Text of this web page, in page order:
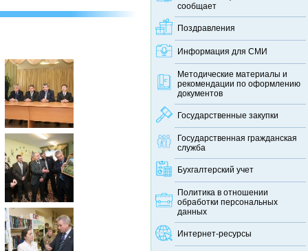
сообщает
Поздравления
Информация для СМИ
Методические материалы и
рекомендации по оформлению
документов
Государственные закупки
Государственная гражданская
служба
Бухгалтерский учет
Политика в отношении
обработки персональных
данных
Интернет-ресурсы